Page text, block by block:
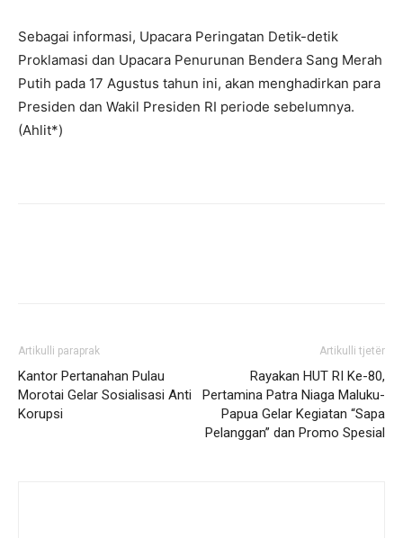
‎Sebagai informasi, Upacara Peringatan Detik-detik
Proklamasi dan Upacara Penurunan Bendera Sang Merah
Putih pada 17 Agustus tahun ini, akan menghadirkan para
Presiden dan Wakil Presiden RI periode sebelumnya.
(Ahlit*)
Artikulli paraprak
Kantor Pertanahan Pulau
Morotai Gelar Sosialisasi Anti
Korupsi
Artikulli tjetër
Rayakan HUT RI Ke-80,
Pertamina Patra Niaga Maluku-
Papua Gelar Kegiatan “Sapa
Pelanggan” dan Promo Spesial